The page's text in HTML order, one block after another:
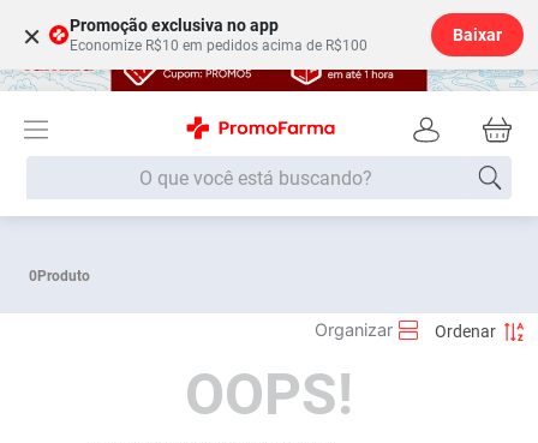
× Promoção exclusiva no app
Economize R$10 em pedidos acima de R$100
Baixar
O que você está buscando?
0Produto
OOPS!